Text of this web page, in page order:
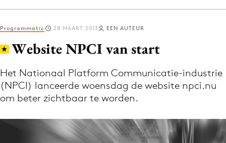
Log in
Download de app
Volg het laatste nieuws via de Adformatie
Nieuws app
Programmatic 28 MAART 2013 EEN AUTEUR
Website NPCI van start
Het Nationaal Platform Communicatie-industrie
(NPCI) lanceerde woensdag de website npci.nu
om beter zichtbaar te worden.